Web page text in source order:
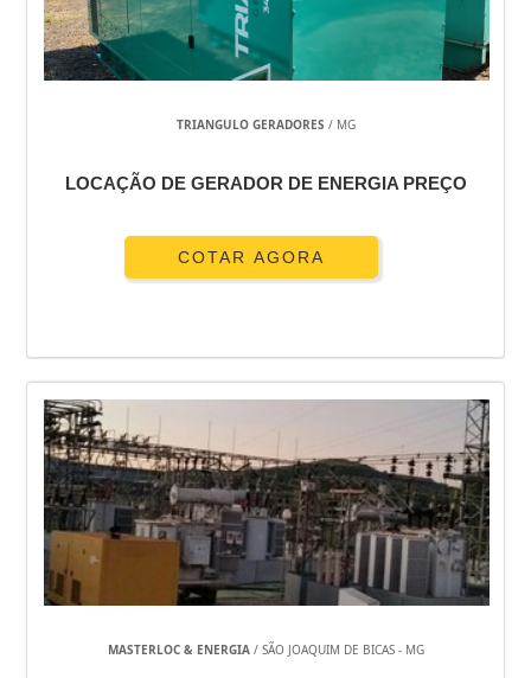
TRIANGULO GERADORES / MG
LOCAÇÃO DE GERADOR DE ENERGIA PREÇO
COTAR AGORA
MASTERLOC & ENERGIA/ SÃO JOAQUIM DE BICAS - MG